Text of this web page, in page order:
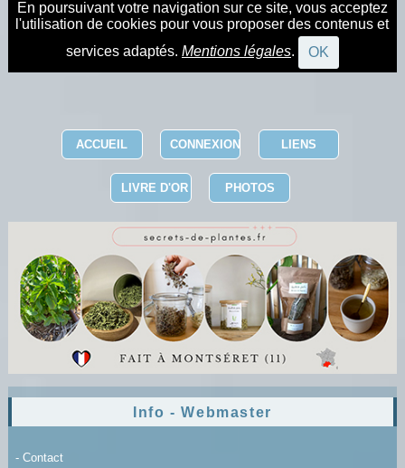
En poursuivant votre navigation sur ce site, vous acceptez
l'utilisation de cookies pour vous proposer des contenus et
services adaptés. Mentions légales. OK
ACCUEIL CONNEXION LIENS
LIVRE D'OR PHOTOS
Info - Webmaster
- Contact